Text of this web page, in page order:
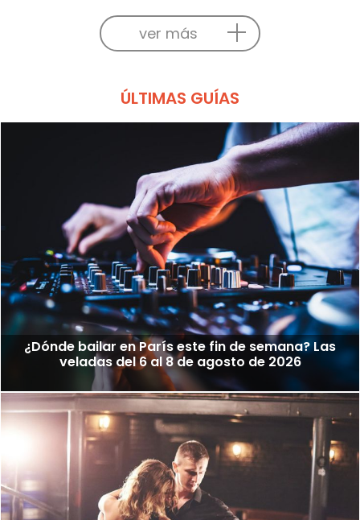
ver más
ÚLTIMAS GUÍAS
¿Dónde bailar en París este fin de semana? Las
veladas del 6 al 8 de agosto de 2026